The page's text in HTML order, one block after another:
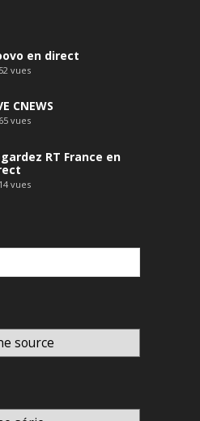
en direct
vues
CNEWS
vues
RT France en
vues